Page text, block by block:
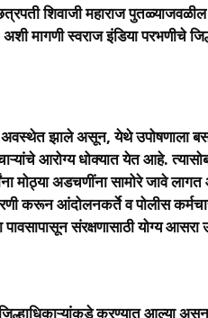
शिवाजी महाराज
स्वराज इंडिया परभणीचे
अवस्थेत झाले असून, येथे उपोषणाला
आरोग्य धोक्यात येत आहे.
मोठ्या अडचणींना सामोरे जावे
करून आंदोलनकर्ते व पोलीस
पावसापासून संरक्षणासाठी योग्य
जिल्हाधिकाऱ्यांकडे करण्यात आल्या